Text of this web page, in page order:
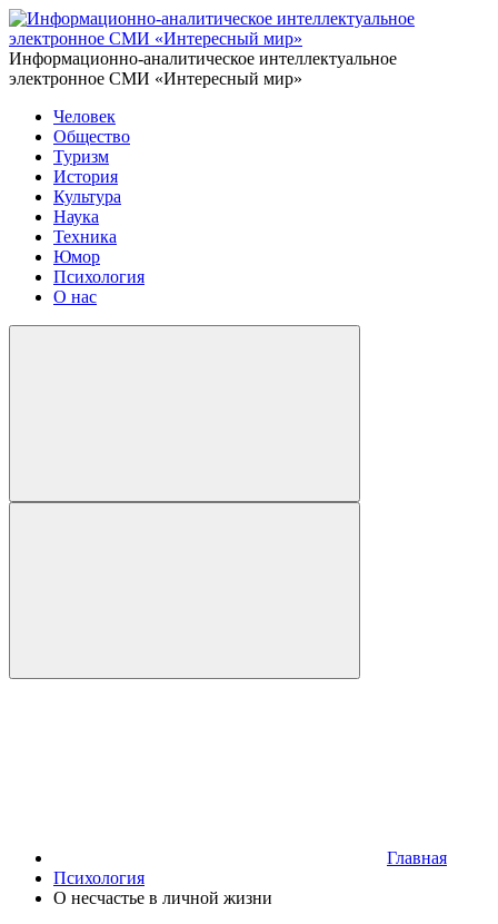
Информационно-аналитическое интеллектуальное
электронное СМИ «Интересный мир»
Человек
Общество
Туризм
История
Культура
Наука
Техника
Юмор
Психология
О нас
Главная
Психология
О несчастье в личной жизни